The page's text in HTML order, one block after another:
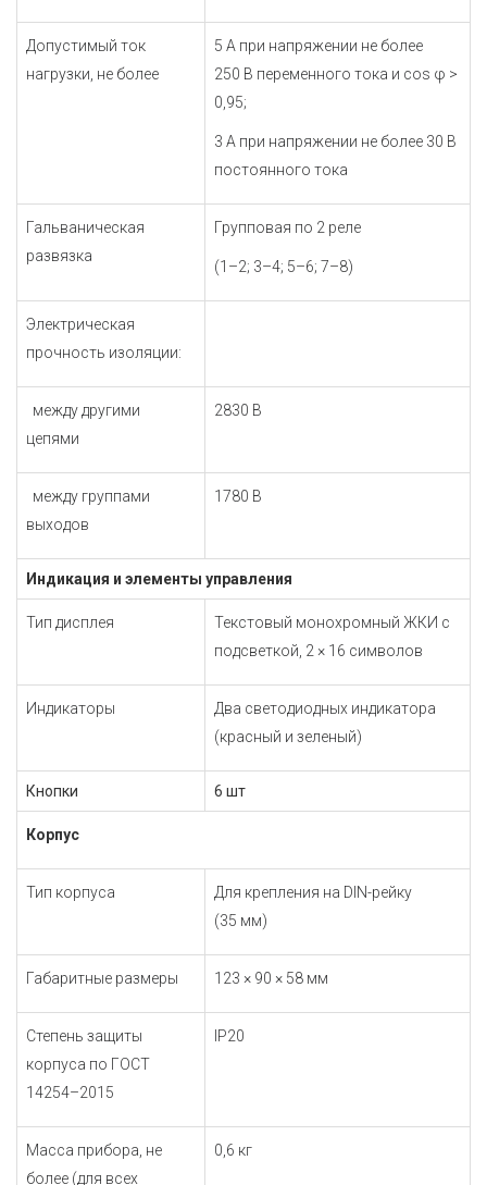
Допустимый ток
нагрузки, не более
5 А при напряжении не более
250 В переменного тока и cos φ >
0,95;
3 А при напряжении не более 30 В
постоянного тока
Гальваническая
развязка
Групповая по 2 реле
(1–2; 3–4; 5–6; 7–8)
Электрическая
прочность изоляции:
между другими
цепями
2830 В
между группами
выходов
1780 В
Индикация и элементы управления
Тип дисплея
Текстовый монохромный ЖКИ с
подсветкой, 2 × 16 символов
Индикаторы
Два светодиодных индикатора
(красный и зеленый)
Кнопки 6 шт
Корпус
Тип корпуса
Для крепления на DIN-рейку
(35 мм)
Габаритные размеры 123 × 90 × 58 мм
Степень защиты
корпуса по ГОСТ
14254–2015
IP20
Масса прибора, не
более (для всех
0,6 кг